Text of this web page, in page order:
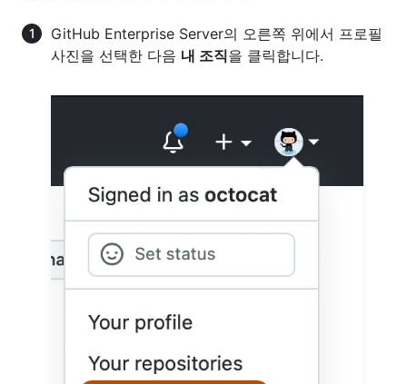
GitHub Enterprise Server의 오른쪽 위에서 프로필
사진을 선택한 다음 내 조직을 클릭합니다.